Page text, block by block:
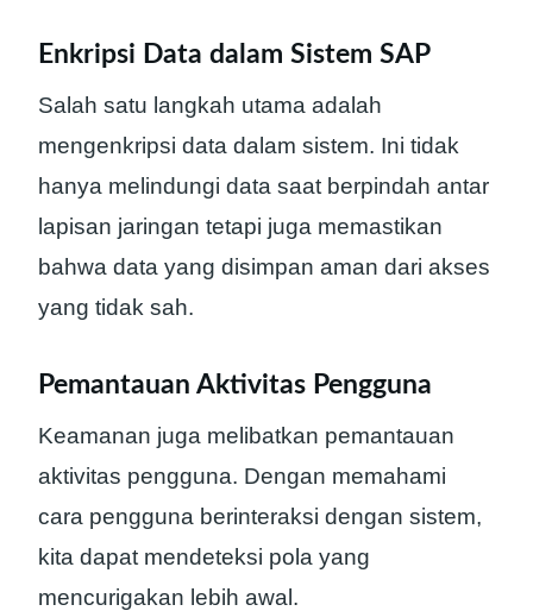
Enkripsi Data dalam Sistem SAP
Salah satu langkah utama adalah
mengenkripsi data dalam sistem. Ini tidak
hanya melindungi data saat berpindah antar
lapisan jaringan tetapi juga memastikan
bahwa data yang disimpan aman dari akses
yang tidak sah.
Pemantauan Aktivitas Pengguna
Keamanan juga melibatkan pemantauan
aktivitas pengguna. Dengan memahami
cara pengguna berinteraksi dengan sistem,
kita dapat mendeteksi pola yang
mencurigakan lebih awal.